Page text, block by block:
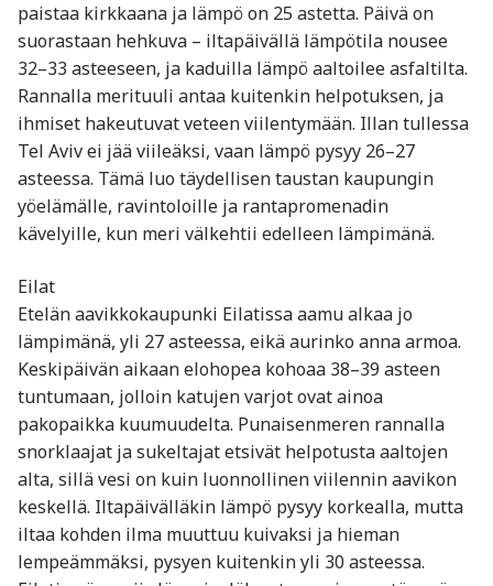
paistaa kirkkaana ja lämpö on 25 astetta. Päivä on
suorastaan hehkuva – iltapäivällä lämpötila nousee
32–33 asteeseen, ja kaduilla lämpö aaltoilee asfaltilta.
Rannalla merituuli antaa kuitenkin helpotuksen, ja
ihmiset hakeutuvat veteen viilentymään. Illan tullessa
Tel Aviv ei jää viileäksi, vaan lämpö pysyy 26–27
asteessa. Tämä luo täydellisen taustan kaupungin
yöelämälle, ravintoloille ja rantapromenadin
kävelyille, kun meri välkehtii edelleen lämpimänä.
Eilat
Etelän aavikkokaupunki Eilatissa aamu alkaa jo
lämpimänä, yli 27 asteessa, eikä aurinko anna armoa.
Keskipäivän aikaan elohopea kohoaa 38–39 asteen
tuntumaan, jolloin katujen varjot ovat ainoa
pakopaikka kuumuudelta. Punaisenmeren rannalla
snorklaajat ja sukeltajat etsivät helpotusta aaltojen
alta, sillä vesi on kuin luonnollinen viilennin aavikon
keskellä. Iltapäivälläkin lämpö pysyy korkealla, mutta
iltaa kohden ilma muuttuu kuivaksi ja hieman
lempeämmäksi, pysyen kuitenkin yli 30 asteessa.